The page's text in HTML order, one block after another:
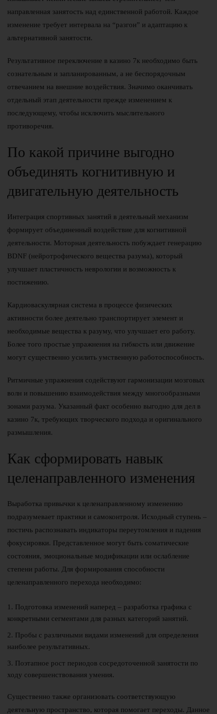
направленная занятость над единственной работой. Каждое
изменение требует интервала на “разгон” и адаптацию к
альтернативной занятости.
Результативное переключение в казино 7к необходимо быть
сознательным и запланированным, а не беспорядочным
отвечанием на внешние воздействия. Значимо оканчивать
отдельный этап деятельности прежде изменением к
последующему, чтобы исключить мыслительного
противоречия.
По какой причине выгодно
объединять когнитивную и
двигательную деятельность
Интеграция спортивных занятий в деятельный механизм
формирует объединенный воздействие для когнитивной
деятельности. Моторная деятельность побуждает генерацию
BDNF (нейротрофического вещества разума), который
улучшает пластичность неврологии и возможность к
постижению.
Кардиоваскулярная система в процессе физических
активности более деятельно транспортирует элемент и
необходимые вещества к разуму, что улучшает его работу.
Более того простые упражнения на гибкость или движение
могут существенно усилить умственную работоспособность.
Ритмичные упражнения содействуют гармонизации мозговых
волн и повышению взаимодействия между многообразными
зонами разума. Указанный факт особенно выгодно для дел в
казино 7к, требующих творческого подхода и оригинального
размышления.
Как сформировать навык
целенаправленного изменения
Выработка привычки к целенаправленному изменению
подразумевает практики и самоконтроля. Исходный ступень –
постичь распознавать индикаторы переутомления и падения
фокусировки. Представленное могут быть соматические
состояния, эмоциональные модификации или ослабление
степени работы. Для формирования способности
целенаправленного перехода необходимо:
Подготовка изменений наперед – разработка графика с
конкретными сегментами для разных категорий занятий.
Пробы с различными видами изменений для определения
наиболее результативных.
Поэтапное рост периодов сосредоточенной занятости по
ходу совершенствования умения.
Существенно также организовать соответствующую
деятельную пространство, которая помогает переходы. Данное